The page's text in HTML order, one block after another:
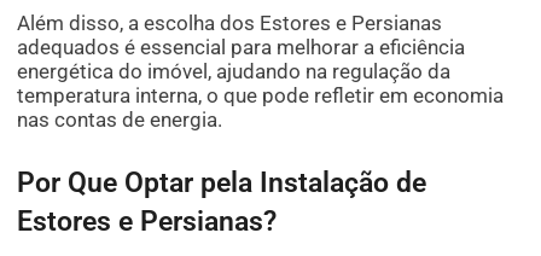
Além disso, a escolha dos Estores e Persianas
adequados é essencial para melhorar a eficiência
energética do imóvel, ajudando na regulação da
temperatura interna, o que pode refletir em economia
nas contas de energia.
Por Que Optar pela Instalação de
Estores e Persianas?